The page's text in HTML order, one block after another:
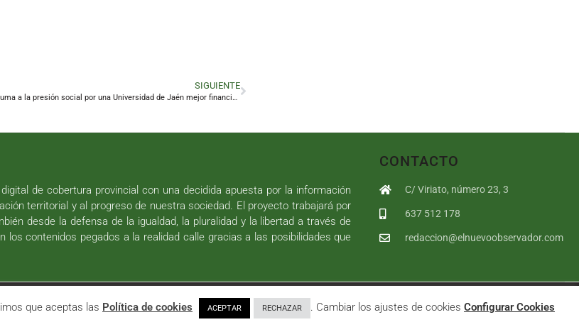
SIGUIENTE
Linares se suma a la presión social por una Universidad de Jaén mejor financiada
de cobertura provincial con una decidida apuesta por la información
territorial y al progreso de nuestra sociedad. El proyecto trabajará por
desde la defensa de la igualdad, la pluralidad y la libertad a través de
los contenidos pegados a la realidad calle gracias a las posibilidades que
CONTACTO
C/ Viriato, número 23, 3
637 512 178
redaccion@elnuevoobservador.com
|Política de Privacidad|Política de cookies
que aceptas las Política de cookies ACEPTAR RECHAZAR . Cambiar los ajustes de cookies Configurar Cookies